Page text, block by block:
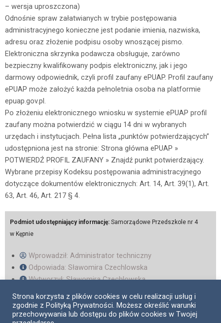
– wersja uproszczona)
Odnośnie spraw załatwianych w trybie postępowania
administracyjnego konieczne jest podanie imienia, nazwiska,
adresu oraz złożenie podpisu osoby wnoszącej pismo.
Elektroniczna skrzynka podawcza obsługuje, zarówno
bezpieczny kwalifikowany podpis elektroniczny, jak i jego
darmowy odpowiednik, czyli profil zaufany ePUAP. Profil zaufany
ePUAP może założyć każda pełnoletnia osoba na platformie
epuap.gov.pl.
Po złożeniu elektronicznego wniosku w systemie ePUAP profil
zaufany można potwierdzić w ciągu 14 dni w wybranych
urzędach i instytucjach. Pełna lista „punktów potwierdzających”
udostępniona jest na stronie: Strona główna ePUAP »
POTWIERDŹ PROFIL ZAUFANY » Znajdź punkt potwierdzający.
Wybrane przepisy Kodeksu postępowania administracyjnego
dotyczące dokumentów elektronicznych: Art. 14, Art. 39(1), Art.
63, Art. 46, Art. 217 § 4.
Podmiot udostępniający informację: Samorządowe Przedszkole nr 4
w Kępnie
Wprowadził: Administrator techniczny
Odpowiada: Sławomira Czechlowska
Wytworzył: Sławomira Czechlowska
Samorządowego nr 4 w Kępnie
Data publikacji:28 marca, 2025
Strona korzysta z plików cookies w celu realizacji usług i
zgodnie z Polityką Prywatności. Możesz określić warunki
przechowywania lub dostępu do plików cookies w Twojej